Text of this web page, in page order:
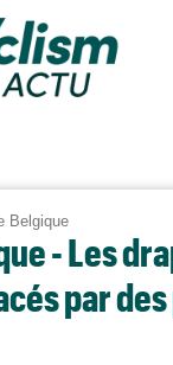
Belgique
- Les
par